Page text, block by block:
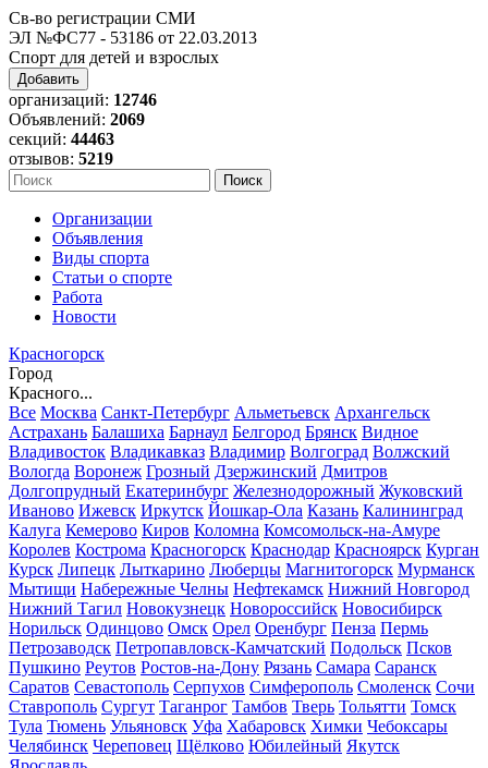
Св-во регистрации СМИ
ЭЛ №ФС77 - 53186 от 22.03.2013
Спорт для детей и взрослых
Добавить
организаций: 12746
Объявлений: 2069
секций: 44463
отзывов: 5219
Организации
Объявления
Виды спорта
Статьи о спорте
Работа
Новости
Красногорск
Город
Красного...
Все Москва Санкт-Петербург Альметьевск Архангельск
Астрахань Балашиха Барнаул Белгород Брянск Видное
Владивосток Владикавказ Владимир Волгоград Волжский
Вологда Воронеж Грозный Дзержинский Дмитров
Долгопрудный Екатеринбург Железнодорожный Жуковский
Иваново Ижевск Иркутск Йошкар-Ола Казань Калининград
Калуга Кемерово Киров Коломна Комсомольск-на-Амуре
Королев Кострома Красногорск Краснодар Красноярск Курган
Курск Липецк Лыткарино Люберцы Магнитогорск Мурманск
Мытищи Набережные Челны Нефтекамск Нижний Новгород
Нижний Тагил Новокузнецк Новороссийск Новосибирск
Норильск Одинцово Омск Орел Оренбург Пенза Пермь
Петрозаводск Петропавловск-Камчатский Подольск Псков
Пушкино Реутов Ростов-на-Дону Рязань Самара Саранск
Саратов Севастополь Серпухов Симферополь Смоленск Сочи
Ставрополь Сургут Таганрог Тамбов Тверь Тольятти Томск
Тула Тюмень Ульяновск Уфа Хабаровск Химки Чебоксары
Челябинск Череповец Щёлково Юбилейный Якутск